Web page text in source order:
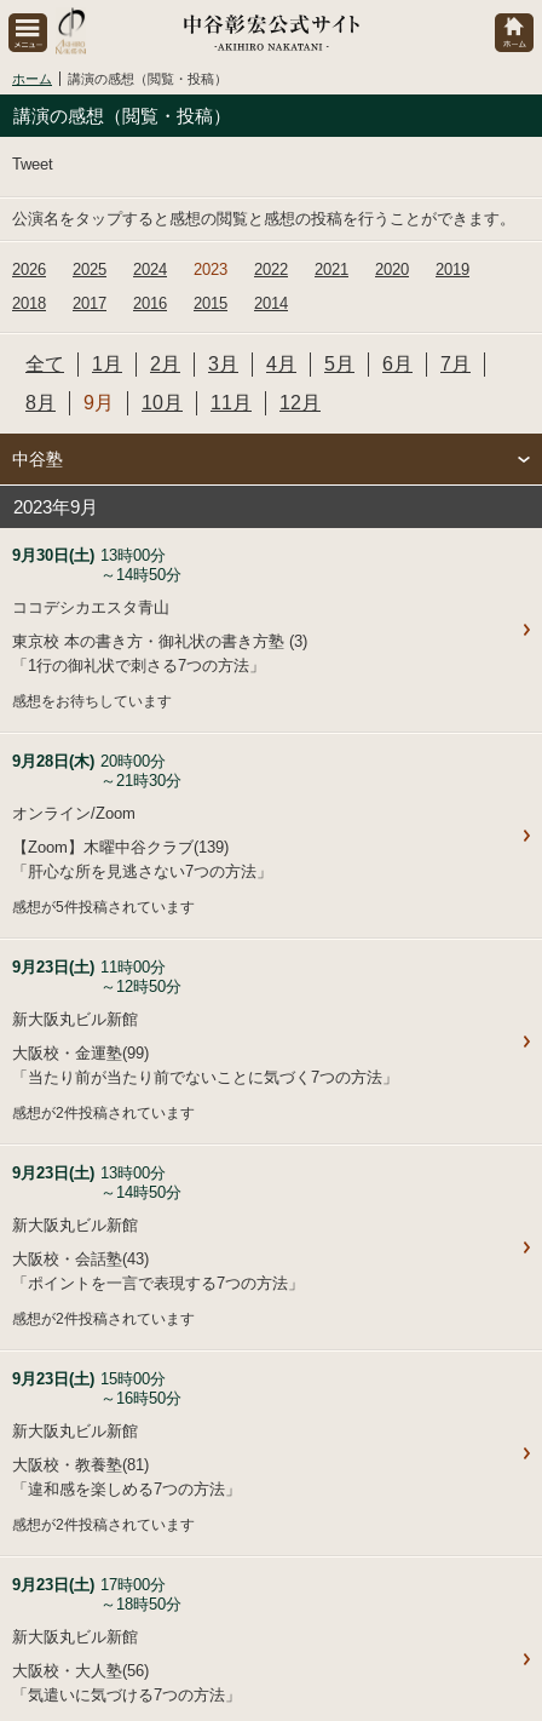
ホーム 講演の感想（閲覧・投稿）
講演の感想（閲覧・投稿）
Tweet
公演名をタップすると感想の閲覧と感想の投稿を行うことができます。
2026 2025 2024 2023 2022 2021 2020
2019
2018
2017 2016 2015 2014
全て 1月 2月 3月 4月 5月 6月
7月
8月
9月 10月 11月 12月
中谷塾
2023年9月
9月30日(土) 13時00分
～14時50分
ココデシカエスタ青山
東京校 本の書き方・御礼状の書き方塾 (3)
「1行の御礼状で刺さる7つの方法」
感想をお待ちしています
9月28日(木) 20時00分
～21時30分
オンライン/Zoom
【Zoom】木曜中谷クラブ(139)
「肝心な所を見逃さない7つの方法」
感想が5件投稿されています
9月23日(土) 11時00分
～12時50分
新大阪丸ビル新館
大阪校・金運塾(99)
「当たり前が当たり前でないことに気づく7つの方法」
感想が2件投稿されています
9月23日(土) 13時00分
～14時50分
新大阪丸ビル新館
大阪校・会話塾(43)
「ポイントを一言で表現する7つの方法」
感想が2件投稿されています
9月23日(土) 15時00分
～16時50分
新大阪丸ビル新館
大阪校・教養塾(81)
「違和感を楽しめる7つの方法」
感想が2件投稿されています
9月23日(土) 17時00分
～18時50分
新大阪丸ビル新館
大阪校・大人塾(56)
「気遣いに気づける7つの方法」